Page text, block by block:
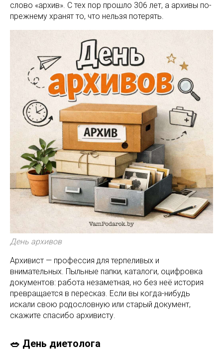
слово «архив». С тех пор прошло 306 лет, а архивы по-
прежнему хранят то, что нельзя потерять.
День архивов
Архивист — профессия для терпеливых и
внимательных. Пыльные папки, каталоги, оцифровка
документов: работа незаметная, но без неё история
превращается в пересказ. Если вы когда-нибудь
искали свою родословную или старый документ,
скажите спасибо архивисту.
🥗 День диетолога